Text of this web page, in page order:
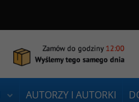
AUTORZY I AUTORKI